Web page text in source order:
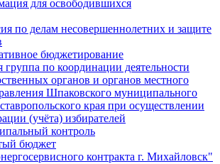
для освободившихся
по делам несовершеннолетних и защите
бюджетирование
группа по координации деятельности
органов и органов местного
Шпаковского муниципального
края при осуществлении
(учёта) избирателей
контроль
бюджет
контракта г. Михайловск"